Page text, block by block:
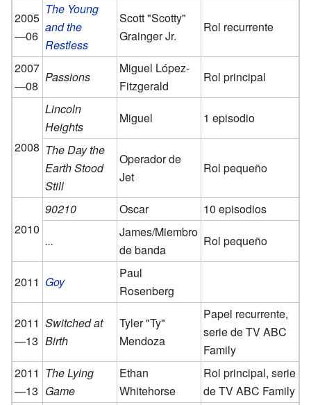
2005
—06
The Young
and the
Restless
Scott "Scotty"
Grainger Jr.
Rol recurrente
2007
—08
Passions
Miguel López-
Fitzgerald
Rol principal
2008
Lincoln
Heights
Miguel
1 episodio
The Day the
Earth Stood
Still
Operador de
Jet
Rol pequeño
2010
90210 Oscar
10 episodios
...
James/Miembro
de banda
Rol pequeño
2011 Goy
Paul
Rosenberg
2011
—13
Switched at
Birth
Tyler "Ty"
Mendoza
Papel recurrente,
serie de TV ABC
Family
2011
—13
The Lying
Game
Ethan
Whitehorse
Rol principal, serie
de TV ABC Family